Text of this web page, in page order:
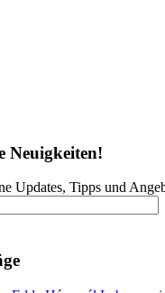
Neuigkeiten!
Updates, Tipps und